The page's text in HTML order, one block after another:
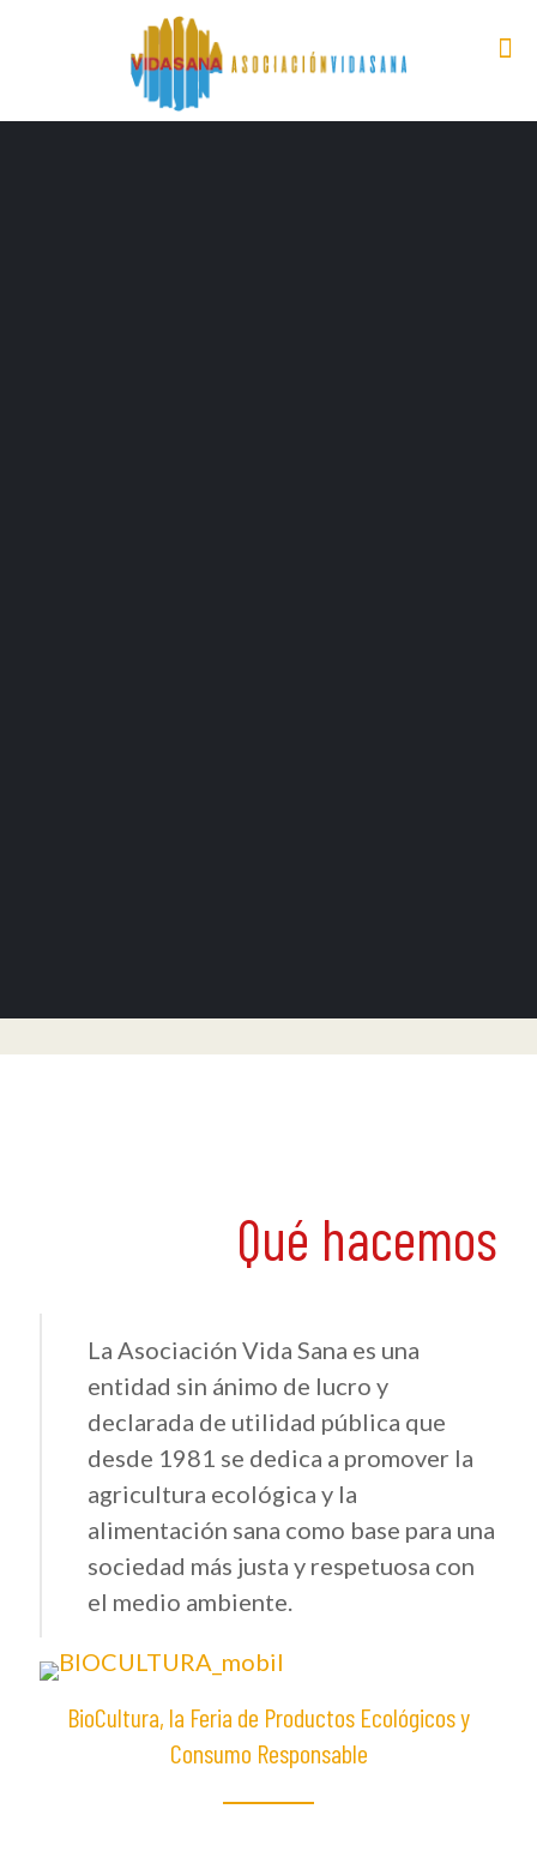
Qué hacemos
La Asociación Vida Sana es una
entidad sin ánimo de lucro y
declarada de utilidad pública que
desde 1981 se dedica a promover la
agricultura ecológica y la
alimentación sana como base para una
sociedad más justa y respetuosa con
el medio ambiente.
BioCultura, la Feria de Productos Ecológicos y
Consumo Responsable